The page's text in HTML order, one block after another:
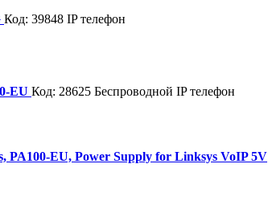
Код: 39848 IP телефон
EU Код: 28625 Беспроводной IP телефон
PA100-EU, Power Supply for Linksys VoIP 5V